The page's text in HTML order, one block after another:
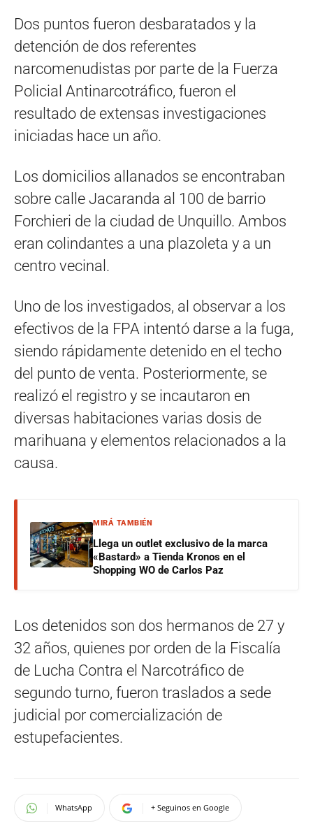
Dos puntos fueron desbaratados y la
detención de dos referentes
narcomenudistas por parte de la Fuerza
Policial Antinarcotráfico, fueron el
resultado de extensas investigaciones
iniciadas hace un año.
Los domicilios allanados se encontraban
sobre calle Jacaranda al 100 de barrio
Forchieri de la ciudad de Unquillo. Ambos
eran colindantes a una plazoleta y a un
centro vecinal.
Uno de los investigados, al observar a los
efectivos de la FPA intentó darse a la fuga,
siendo rápidamente detenido en el techo
del punto de venta. Posteriormente, se
realizó el registro y se incautaron en
diversas habitaciones varias dosis de
marihuana y elementos relacionados a la
causa.
MIRÁ TAMBIÉN
Llega un outlet exclusivo de la marca
«Bastard» a Tienda Kronos en el
Shopping WO de Carlos Paz
Los detenidos son dos hermanos de 27 y
32 años, quienes por orden de la Fiscalía
de Lucha Contra el Narcotráfico de
segundo turno, fueron traslados a sede
judicial por comercialización de
estupefacientes.
WhatsApp + Seguinos en Google